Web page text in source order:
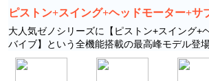
ピストン+スイング+ヘッドモーター+サ
大人気ゼノシリーズに【ピストン+スイング+
バイブ】という全機能搭載の最高峰モデル登